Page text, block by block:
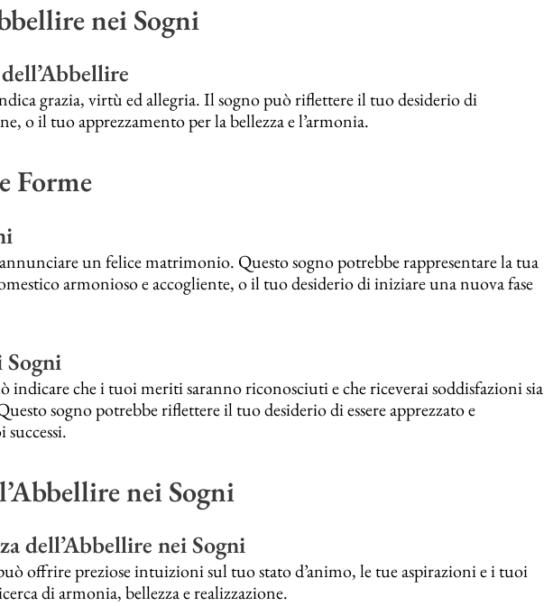
nei Sogni
grazia, virtù ed allegria. Il sogno può riflettere il tuo desiderio di
o il tuo apprezzamento per la bellezza e l’armonia.
Forme
un felice matrimonio. Questo sogno potrebbe rappresentare la tua
armonioso e accogliente, o il tuo desiderio di iniziare una nuova fase
Sogni
indicare che i tuoi meriti saranno riconosciuti e che riceverai soddisfazioni sia
sogno potrebbe riflettere il tuo desiderio di essere apprezzato e
nei Sogni
dell’Abbellire nei Sogni
offrire preziose intuizioni sul tuo stato d’animo, le tue aspirazioni e i tuoi
di armonia, bellezza e realizzazione.